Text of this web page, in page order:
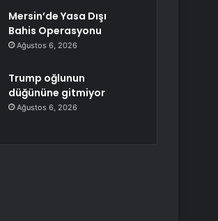
Mersin’de Yasa Dışı
Bahis Operasyonu
Ağustos 6, 2026
Trump oğlunun
düğününe gitmiyor
Ağustos 6, 2026